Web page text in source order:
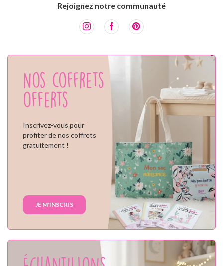
Rejoignez notre communauté
Nos coffrets
offerts
Inscrivez-vous pour
profiter de nos coffrets
gratuitement !
JE M'INSCRIS